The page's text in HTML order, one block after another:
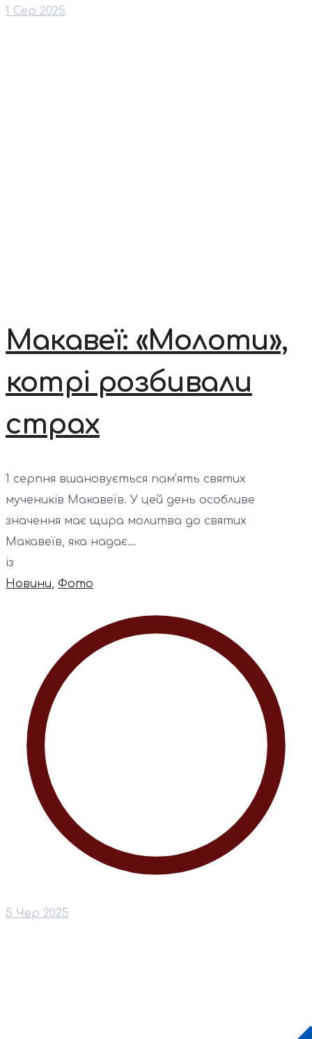
1 Сер 2025
Макавеї: «Молоти»,
котрі розбивали
страх
1 серпня вшановується пам’ять святих
мучеників Макавеїв. У цей день особливе
значення має щира молитва до святих
Макавеїв, яка надає...
із
Новини, Фото
5 Чер 2025